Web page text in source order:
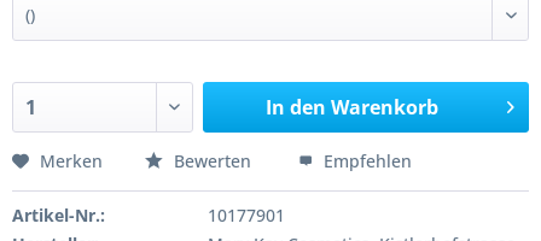
In den Warenkorb
Merken Bewerten Empfehlen
Artikel-Nr.:
10177901